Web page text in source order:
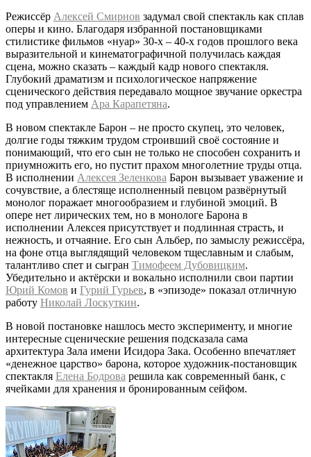
Режиссёр Алексей Смирнов задумал свой спектакль как сплав
оперы и кино. Благодаря избранной постановщиками
стилистике фильмов «нуар» 30-х – 40-х годов прошлого века
выразительной и кинематографичной получилась каждая
сцена, можно сказать – каждый кадр нового спектакля.
Глубокий драматизм и психологическое напряжение
сценического действия передавало мощное звучание оркестра
под управлением Ара Карапетяна.
В новом спектакле Барон – не просто скупец, это человек,
долгие годы тяжким трудом строивший своё состояние и
понимающий, что его сын не только не способен сохранить и
приумножить его, но пустит прахом многолетние труды отца.
В исполнении Алексея Зеленкова Барон вызывает уважение и
сочувствие, а блестяще исполненный певцом развёрнутый
монолог поражает многообразием и глубиной эмоций. В
опере нет лирических тем, но в монологе Барона в
исполнении Алексея присутствует и подлинная страсть, и
нежность, и отчаяние. Его сын Альбер, по замыслу режиссёра,
на фоне отца выглядящий человеком тщеславным и слабым,
талантливо спет и сыгран Тимофеем Дубовицким.
Убедительно и актёрски и вокально исполнили свои партии
Юрий Комов и Гурий Гурьев, в «эпизоде» показал отличную
работу Николай Лоскуткин.
В новой постановке нашлось место эксперименту, и многие
интересные сценические решения подсказала сама
архитектура Зала имени Исидора Зака. Особенно впечатляет
«денежное царство» барона, которое художник-постановщик
спектакля Елена Бодрова решила как современный банк, с
ячейками для хранения и бронированным сейфом.